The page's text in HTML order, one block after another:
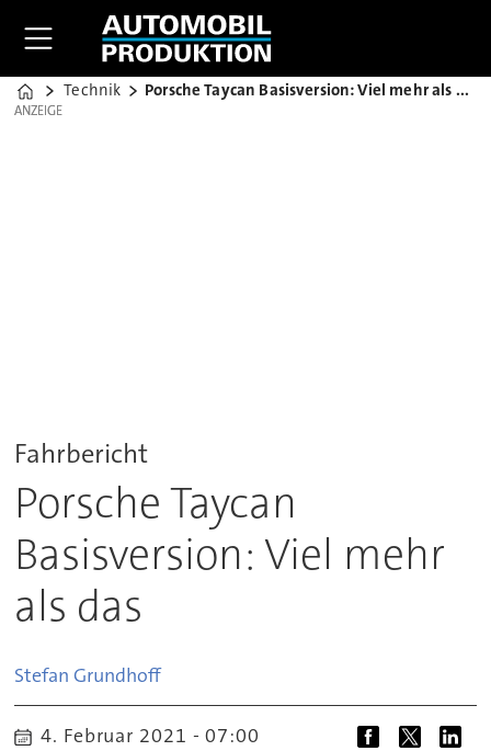
Home
Technik Porsche Taycan Basisversion: Viel mehr als das
ANZEIGE
ANZEIGE
Fahrbericht
Porsche Taycan
Basisversion: Viel mehr
als das
Stefan Grundhoff
4. Februar 2021 - 07:00